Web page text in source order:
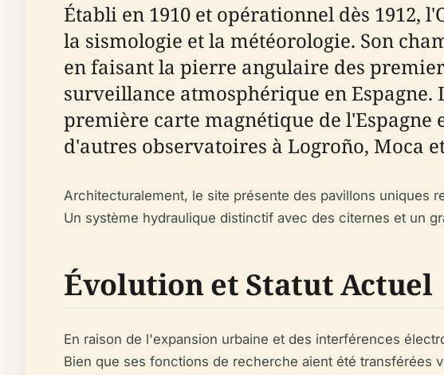
Établi en 1910 et opérationnel dès
la sismologie et la météorologie. Son
en faisant la pierre angulaire des
surveillance atmosphérique en
première carte magnétique de l'Espagne
d'autres observatoires à Logroño, Moca
Architecturalement, le site présente des pavillons uniques
Un système hydraulique distinctif avec des citernes et un
Évolution et Statut Actuel
En raison de l'expansion urbaine et des interférences
Bien que ses fonctions de recherche aient été transférées